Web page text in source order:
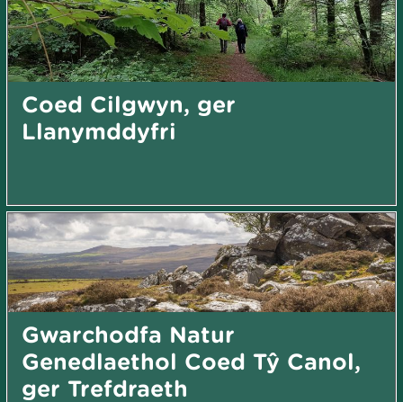
Coed Cilgwyn, ger
Llanymddyfri
Gwarchodfa Natur
Genedlaethol Coed Tŷ Canol,
ger Trefdraeth